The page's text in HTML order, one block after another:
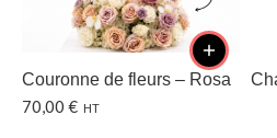
Couronne de fleurs – Rosa
70,00 € HT